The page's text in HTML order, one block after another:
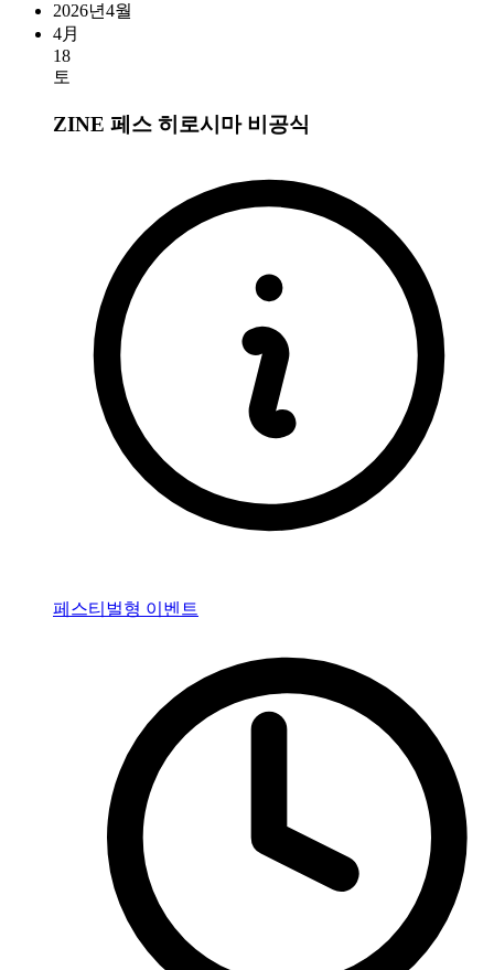
2026년4월
4月
18
토
ZINE 페스 히로시마 비공식
페스티벌형 이벤트